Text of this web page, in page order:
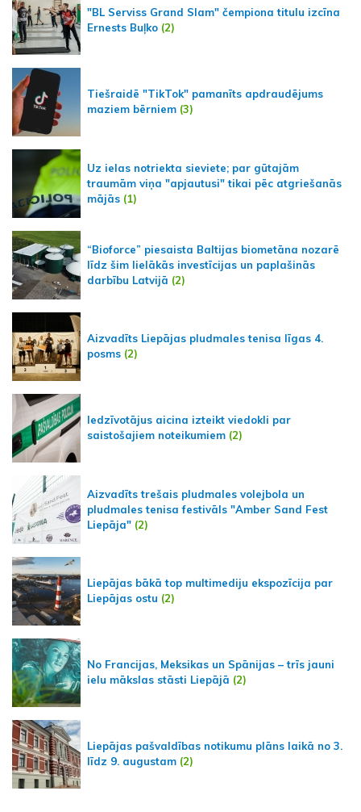
"BL Serviss Grand Slam" čempiona titulu izcīna
Ernests Buļko (2)
Tiešraidē "TikTok" pamanīts apdraudējums
maziem bērniem (3)
Uz ielas notriekta sieviete; par gūtajām
traumām viņa "apjautusi" tikai pēc atgriešanās
mājās (1)
“Bioforce” piesaista Baltijas biometāna nozarē
līdz šim lielākās investīcijas un paplašinās
darbību Latvijā (2)
Aizvadīts Liepājas pludmales tenisa līgas 4.
posms (2)
Iedzīvotājus aicina izteikt viedokli par
saistošajiem noteikumiem (2)
Aizvadīts trešais pludmales volejbola un
pludmales tenisa festivāls "Amber Sand Fest
Liepāja" (2)
Liepājas bākā top multimediju ekspozīcija par
Liepājas ostu (2)
No Francijas, Meksikas un Spānijas – trīs jauni
ielu mākslas stāsti Liepājā (2)
Liepājas pašvaldības notikumu plāns laikā no 3.
līdz 9. augustam (2)